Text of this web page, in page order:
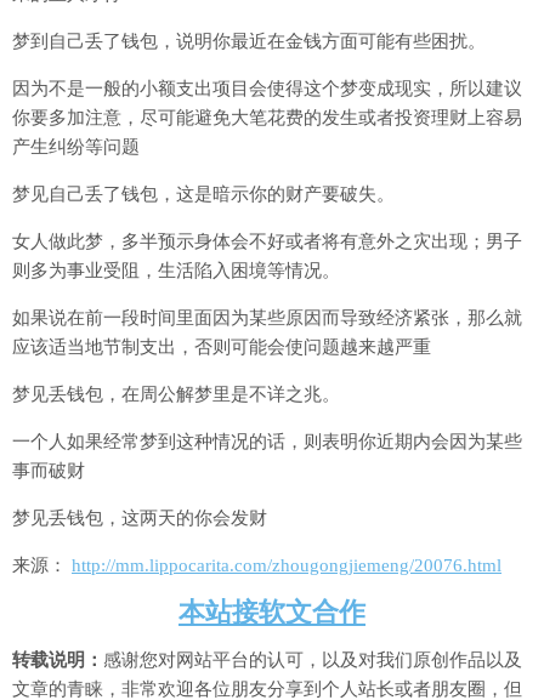
梦到自己丢了钱包，说明你最近在金钱方面可能有些困扰。
因为不是一般的小额支出项目会使得这个梦变成现实，所以建议
你要多加注意，尽可能避免大笔花费的发生或者投资理财上容易
产生纠纷等问题
梦见自己丢了钱包，这是暗示你的财产要破失。
女人做此梦，多半预示身体会不好或者将有意外之灾出现；男子
则多为事业受阻，生活陷入困境等情况。
如果说在前一段时间里面因为某些原因而导致经济紧张，那么就
应该适当地节制支出，否则可能会使问题越来越严重
梦见丢钱包，在周公解梦里是不详之兆。
一个人如果经常梦到这种情况的话，则表明你近期内会因为某些
事而破财
梦见丢钱包，这两天的你会发财
来源： http://mm.lippocarita.com/zhougongjiemeng/20076.html
本站接软文合作
转载说明： 感谢您对网站平台的认可，以及对我们原创作品以及
文章的青睐，非常欢迎各位朋友分享到个人站长或者朋友圈，但